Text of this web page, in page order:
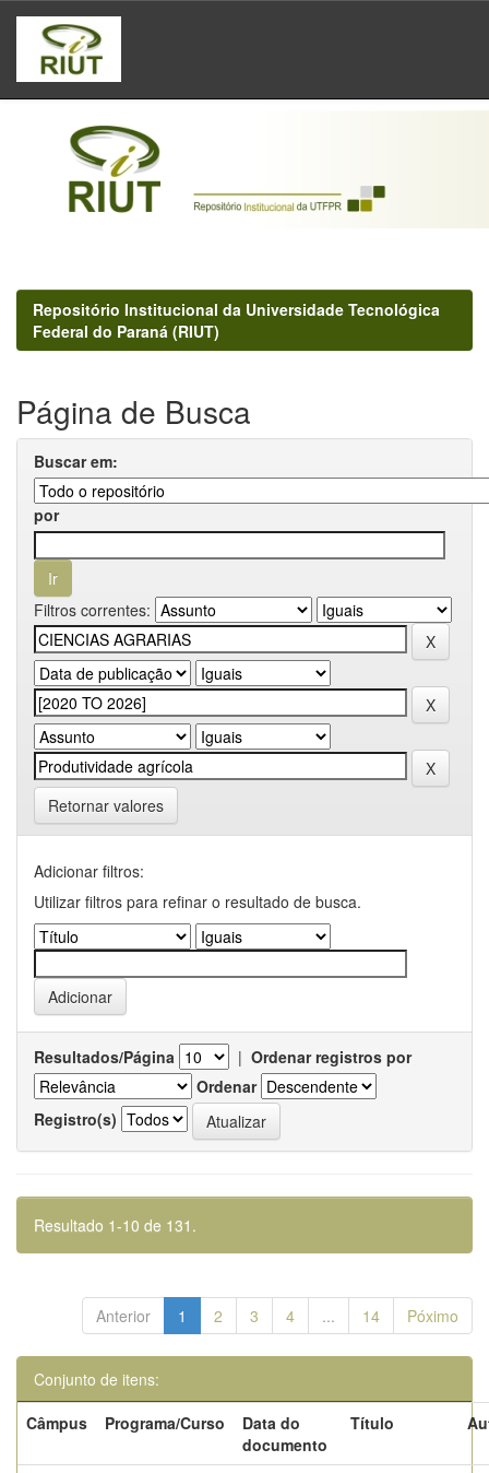
Skip
navigation
Repositório Institucional da Universidade Tecnológica
Federal do Paraná (RIUT)
Página de Busca
Buscar em:
por
Filtros correntes:
Retornar valores
Adicionar filtros:
Utilizar filtros para refinar o resultado de busca.
Resultados/Página | Ordenar registros por
Ordenar
Registro(s)
Resultado 1-10 de 131.
Anterior 1 2 3 4 ... 14 Póximo
Conjunto de itens:
Câmpus
Programa/Curso
Data do
documento
Título